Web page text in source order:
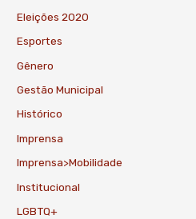
Eleições 2020
Esportes
Gênero
Gestão Municipal
Histórico
Imprensa
Imprensa>Mobilidade
Institucional
LGBTQ+